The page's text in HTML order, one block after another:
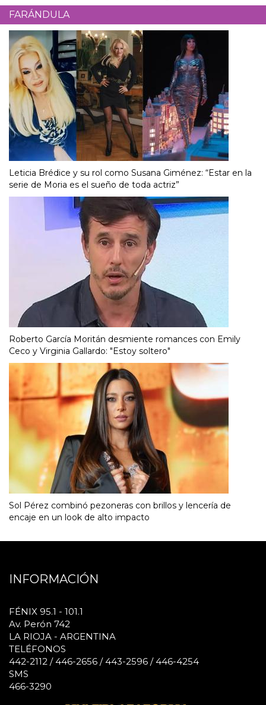
FARÁNDULA
Leticia Brédice y su rol como Susana Giménez: “Estar en la
serie de Moria es el sueño de toda actriz”
Roberto García Moritán desmiente romances con Emily
Ceco y Virginia Gallardo: "Estoy soltero"
Sol Pérez combinó pezoneras con brillos y lencería de
encaje en un look de alto impacto
INFORMACIÓN
FÉNIX 95.1 - 101.1
Av. Perón 742
LA RIOJA - ARGENTINA
TELÉFONOS
442-2112 / 446-2656 / 443-2596 / 446-4254
SMS
466-3290